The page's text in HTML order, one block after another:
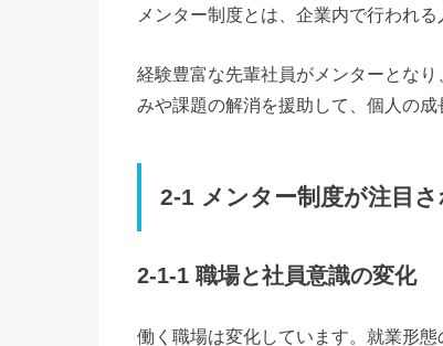
メンター制度とは、企業内で行われ
経験豊富な先輩社員がメンターとな
みや課題の解消を援助して、個人の成
2-1 メンター制度が注目
2-1-1 職場と社員意識の変化
働く職場は変化しています。就業形